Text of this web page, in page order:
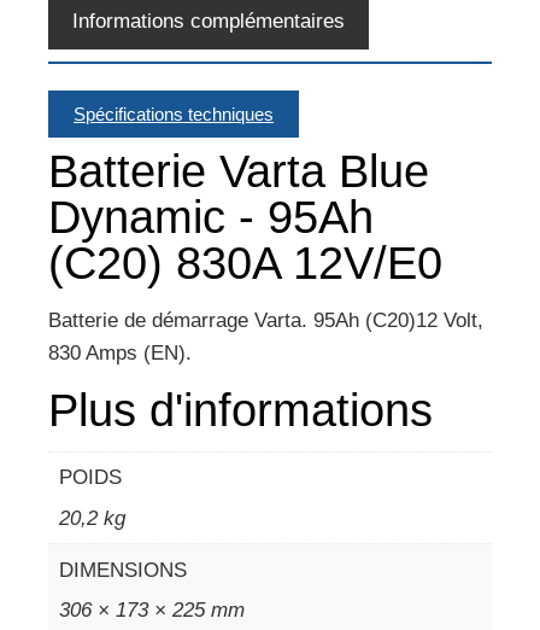
Informations complémentaires
Spécifications techniques
Batterie Varta Blue
Dynamic - 95Ah
(C20) 830A 12V/E0
Batterie de démarrage Varta. 95Ah (C20)12 Volt,
830 Amps (EN).
Plus d'informations
POIDS
20,2 kg
DIMENSIONS
306 × 173 × 225 mm